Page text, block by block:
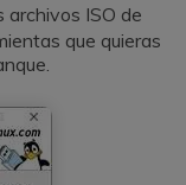
archivos ISO de
que quieras